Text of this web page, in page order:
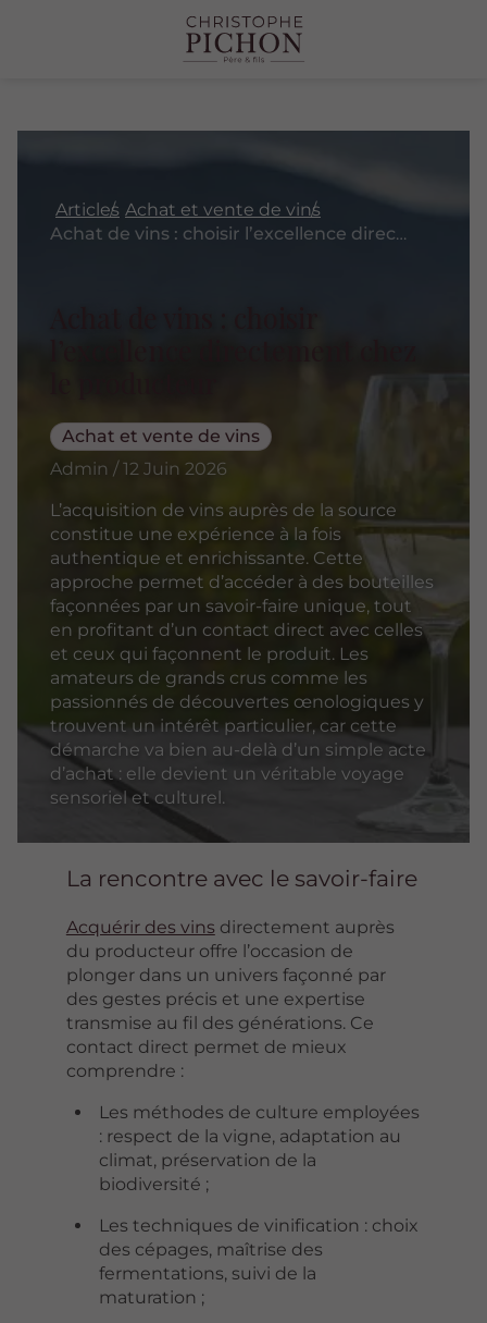
Articles Achat et vente de vins
Achat de vins : choisir l’excellence directement chez le producteur
Achat et vente de vins
Admin / 12 Juin 2026
L’acquisition de vins auprès de la source
constitue une expérience à la fois
authentique et enrichissante. Cette
approche permet d’accéder à des bouteilles
façonnées par un savoir-faire unique, tout
en profitant d’un contact direct avec celles
et ceux qui façonnent le produit. Les
amateurs de grands crus comme les
passionnés de découvertes œnologiques y
trouvent un intérêt particulier, car cette
démarche va bien au-delà d’un simple acte
d’achat : elle devient un véritable voyage
sensoriel et culturel.
La rencontre avec le savoir-faire
Acquérir des vins directement auprès
du producteur offre l’occasion de
plonger dans un univers façonné par
des gestes précis et une expertise
transmise au fil des générations. Ce
contact direct permet de mieux
comprendre :
Les méthodes de culture employées
: respect de la vigne, adaptation au
climat, préservation de la
biodiversité ;
Les techniques de vinification : choix
des cépages, maîtrise des
fermentations, suivi de la
maturation ;